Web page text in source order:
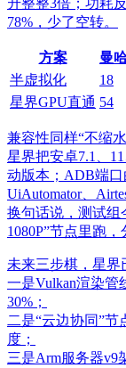
升整整3倍；功耗
78%，少了空转。
方案 曼
半虚拟化
18
星界GPU直通 54
兼容性同样“不缩水
星界把安卓7.1、
动版本；ADB端口
UiAutomator、
换句话说，测试组
1080P”节点里跑
未来三步棋，星界
一是Vulkan渲染管
30%；
二是“云边协同”节
度；
三是Arm服务器v9